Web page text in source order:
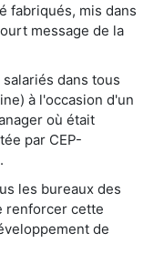
fabriqués, mis dans
message de la
dans tous
à l'occasion d'un
où était
par CEP-
les bureaux des
renforcer cette
de